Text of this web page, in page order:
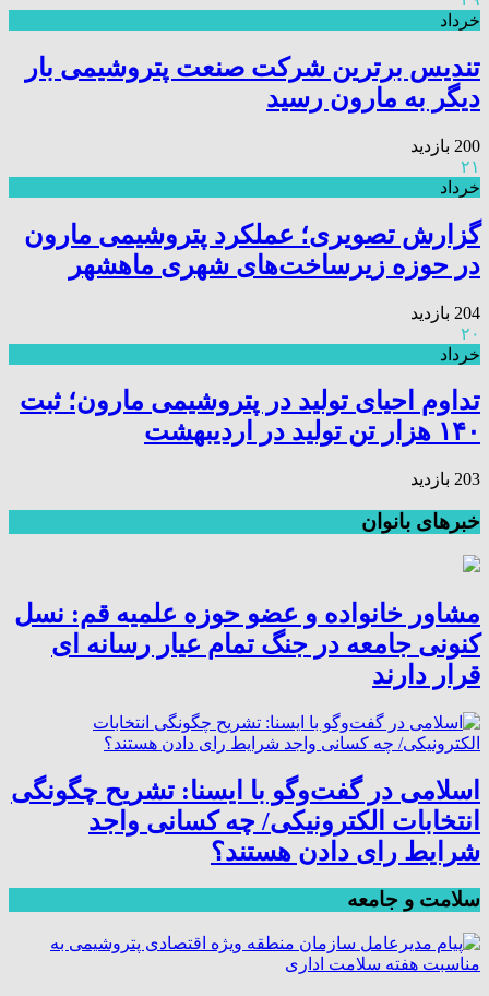
خرداد
تندیس برترین شرکت صنعت پتروشیمی بار
دیگر به مارون رسید
200 بازدید
۲۱
خرداد
گزارش تصویری؛ عملکرد پتروشیمی مارون
در حوزه زیرساخت‌های شهری ماهشهر
204 بازدید
۲۰
خرداد
تداوم احیای تولید در پتروشیمی مارون؛ ثبت
۱۴۰ هزار تن تولید در اردیبهشت
203 بازدید
خبرهای بانوان
مشاور خانواده و عضو حوزه علمیه قم: نسل
کنونی جامعه در جنگ تمام عیار رسانه ای
قرار دارند
اسلامی در گفت‌وگو با ایسنا: تشریح چگونگی
انتخابات الکترونیکی/ چه کسانی واجد
شرایط رای دادن هستند؟
سلامت و جامعه